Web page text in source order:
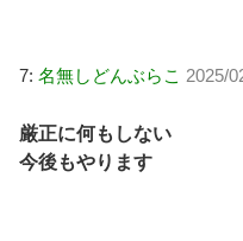
7: 名無しどんぶらこ 2025/
厳正に何もしない
今後もやります